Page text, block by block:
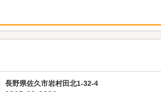
長野県佐久市岩村田北1-32-4